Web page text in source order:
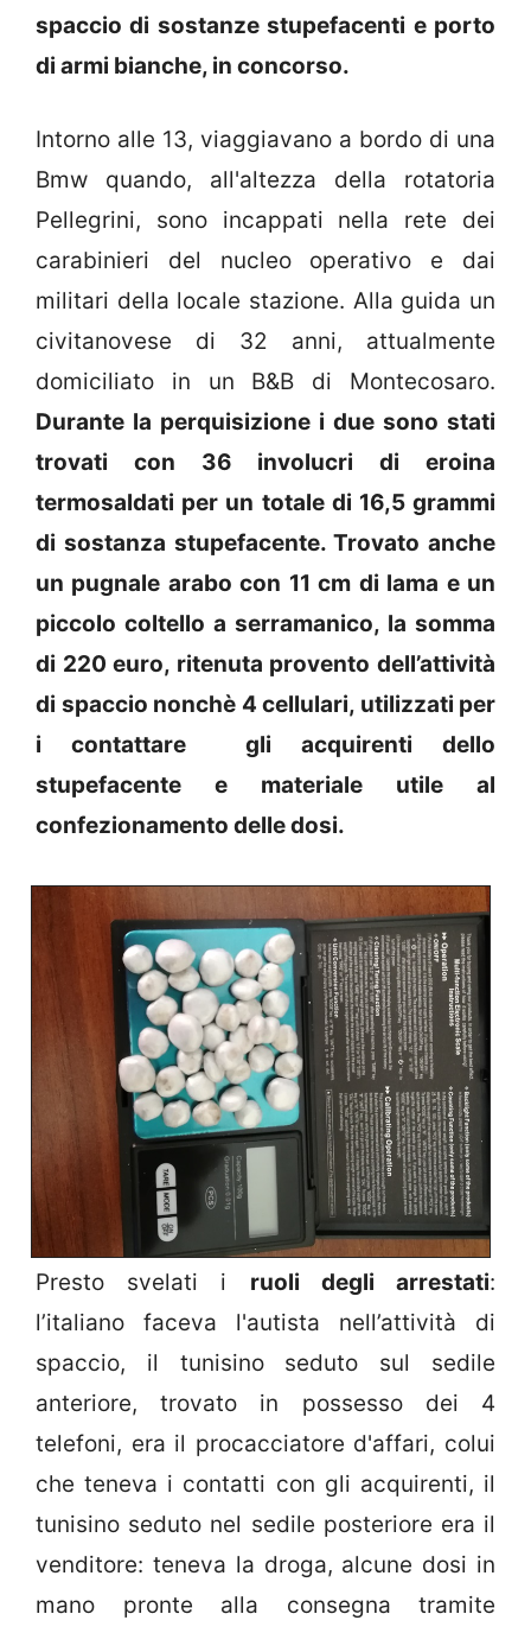
spaccio di sostanze stupefacenti e porto
di armi bianche, in concorso.
Intorno alle 13, viaggiavano a bordo di una
Bmw quando, all'altezza della rotatoria
Pellegrini, sono incappati nella rete dei
carabinieri del nucleo operativo e dai
militari della locale stazione. Alla guida un
civitanovese di 32 anni, attualmente
domiciliato in un B&B di Montecosaro.
Durante la perquisizione i due sono stati
trovati con 36 involucri di eroina
termosaldati per un totale di 16,5 grammi
di sostanza stupefacente. Trovato anche
un pugnale arabo con 11 cm di lama e un
piccolo coltello a serramanico, la somma
di 220 euro, ritenuta provento dell’attività
di spaccio nonchè 4 cellulari, utilizzati per
i contattare gli acquirenti dello
stupefacente e materiale utile al
confezionamento delle dosi.
Presto svelati i ruoli degli arrestati:
l’italiano faceva l'autista nell’attività di
spaccio, il tunisino seduto sul sedile
anteriore, trovato in possesso dei 4
telefoni, era il procacciatore d'affari, colui
che teneva i contatti con gli acquirenti, il
tunisino seduto nel sedile posteriore era il
venditore: teneva la droga, alcune dosi in
mano pronte alla consegna tramite